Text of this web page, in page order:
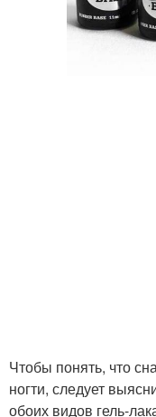
Чтобы понять, что
ногти, следует
обоих видов гель-